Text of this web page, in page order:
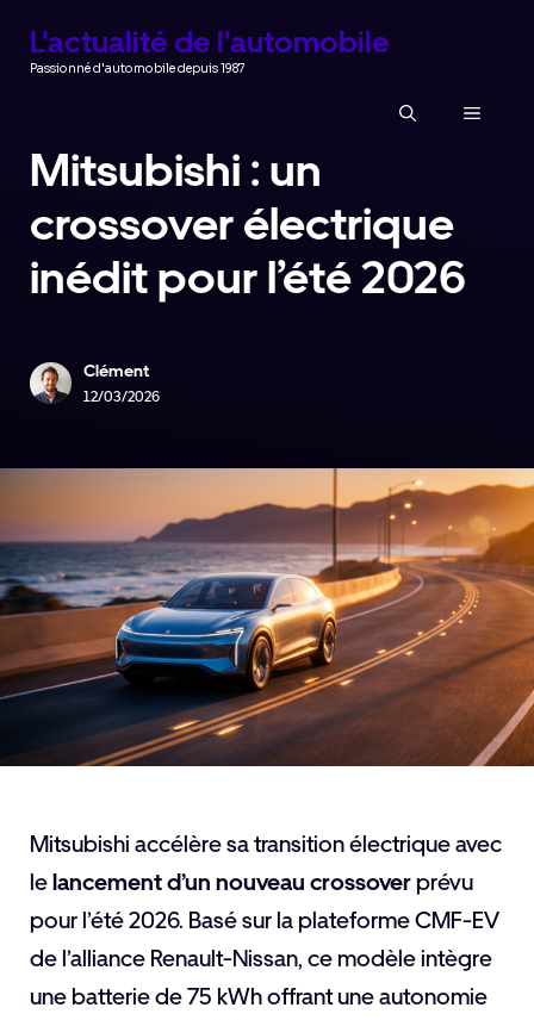
L'actualité de l'automobile
Passionné d'automobile depuis 1987
MENU
Mitsubishi : un
crossover électrique
inédit pour l’été 2026
Clément
12/03/2026
Mitsubishi accélère sa transition électrique avec
lelancement d’un nouveau crossover prévu
pour l’été 2026. Basé sur la plateforme CMF-EV
de l’alliance Renault-Nissan, ce modèle intègre
une batterie de 75 kWh offrant une autonomie